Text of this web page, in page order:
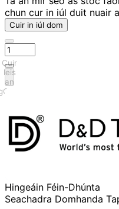
chun cur in iúl duit nuair
Cuir in iúl dom
Cuir
leis
an
Hingeáin Féin-Dhúnta
Seachadra Domhanda